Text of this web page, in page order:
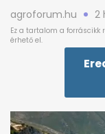
agroforum.hu 2